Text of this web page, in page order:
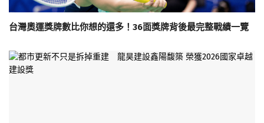
台灣奧運獎牌數比你想的還多！36面獎牌背後最完整戰績一覽